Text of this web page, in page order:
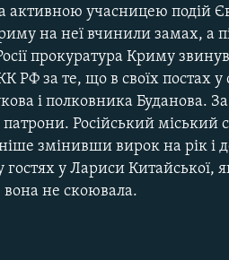
активною учасницею подій
на неї вчинили замах, а
прокуратура Криму
РФ за те, що в своїх постах
і полковника Буданова.
Російський міський
змінивши вирок на рік і
у Лариси Китайської,
вона не скоювала.